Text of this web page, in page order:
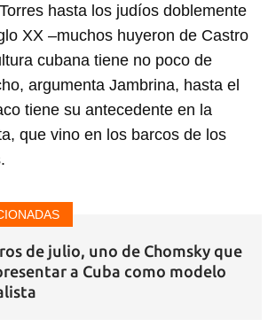
hasta los judíos doblemente
XX –muchos huyeron de Castro
cubana tiene no poco de
argumenta Jambrina, hasta el
tiene su antecedente en la
que vino en los barcos de los
de julio, uno de Chomsky que
a Cuba como modelo